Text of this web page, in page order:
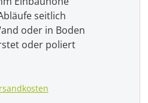
seitlich
oder in Boden
oder poliert